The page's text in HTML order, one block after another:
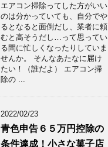
エアコン掃除ってした方がいい
のは分かっていても、自分でや
るとなると面倒だし、業者に頼
むと高そうだし…って思ってい
る間に忙しくなったりしていま
せんか。 そんなあたなに届け
たい！（誰だよ） エアコン掃
除の ...
2022/02/23
青色申告６５万円控除の
条件達成！小さな菓子店